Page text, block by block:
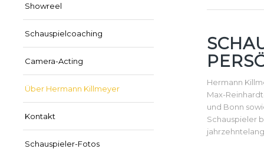
Showreel
Schauspielcoaching
Camera-Acting
Über Hermann Killmeyer
Kontakt
Schauspieler-Fotos
Hermann
Max-
und Bonn
Schauspieler